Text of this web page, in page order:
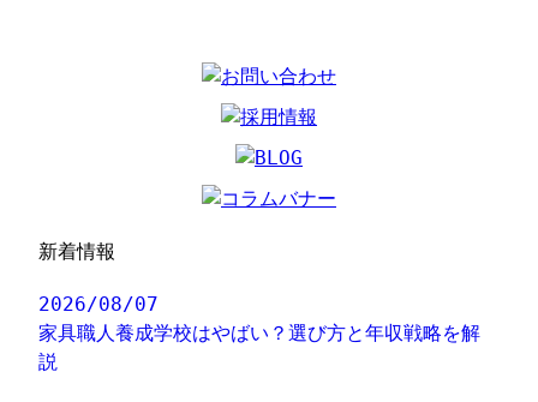
新着情報
2026/08/07
家具職人養成学校はやばい？選び方と年収戦略を解
説